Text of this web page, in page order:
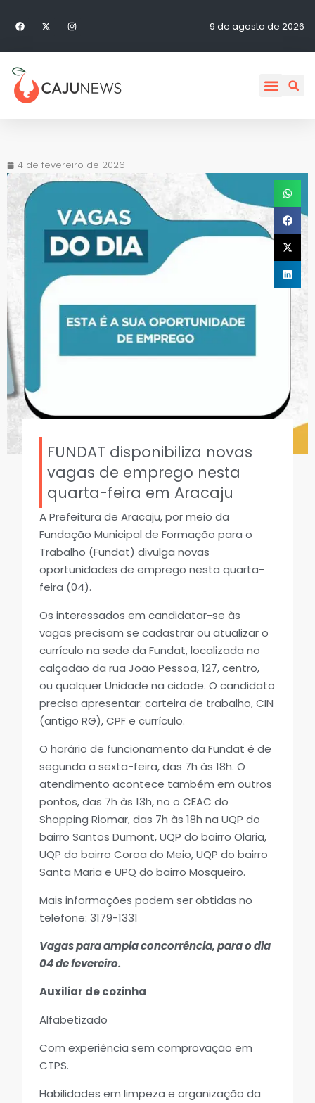
9 de agosto de 2026
4 de fevereiro de 2026
FUNDAT disponibiliza novas
vagas de emprego nesta
quarta-feira em Aracaju
A Prefeitura de Aracaju, por meio da
Fundação Municipal de Formação para o
Trabalho (Fundat) divulga novas
oportunidades de emprego nesta quarta-
feira (04).
Os interessados em candidatar-se às
vagas precisam se cadastrar ou atualizar o
currículo na sede da Fundat, localizada no
calçadão da rua João Pessoa, 127, centro,
ou qualquer Unidade na cidade. O candidato
precisa apresentar: carteira de trabalho, CIN
(antigo RG), CPF e currículo.
O horário de funcionamento da Fundat é de
segunda a sexta-feira, das 7h às 18h. O
atendimento acontece também em outros
pontos, das 7h às 13h, no o CEAC do
Shopping Riomar, das 7h às 18h na UQP do
bairro Santos Dumont, UQP do bairro Olaria,
UQP do bairro Coroa do Meio, UQP do bairro
Santa Maria e UPQ do bairro Mosqueiro.
Mais informações podem ser obtidas no
telefone: 3179-1331
Vagas para ampla concorrência, para o dia
04 de fevereiro.
Auxiliar de cozinha
Alfabetizado
Com experiência sem comprovação em
CTPS.
Habilidades em limpeza e organização da